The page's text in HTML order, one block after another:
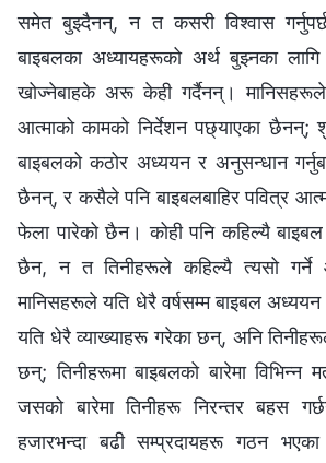
समेत बुझ्दैनन्, न त कसरी विश्‍वास
बाइबलका अध्यायहरूको अर्थ बुझ्नका
खोज्नेबाहके अरू केही गर्दैनन्।
आत्माको कामको निर्देशन पछ्याएका
बाइबलको कठोर अध्ययन र अनुसन्धान
छैनन्, र कसैले पनि बाइबलबाहिर पवित्र
फेला पारेको छैन। कोही पनि कहिल्यै बाइबल
छैन, न त तिनीहरूले कहिल्यै त्यसो
मानिसहरूले यति धेरै वर्षसम्म बाइबल
यति धेरै व्याख्याहरू गरेका छन्, अनि
छन्; तिनीहरूमा बाइबलको बारेमा विभिन्न
जसको बारेमा तिनीहरू निरन्तर बहस
हजारभन्दा बढी सम्प्रदायहरू गठन